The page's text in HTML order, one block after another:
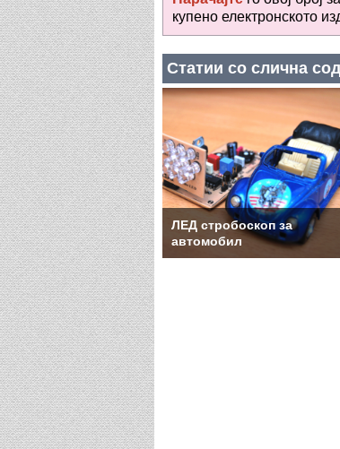
купено електронското
Статии со слична
ЛЕД стробоскоп за
автомобил